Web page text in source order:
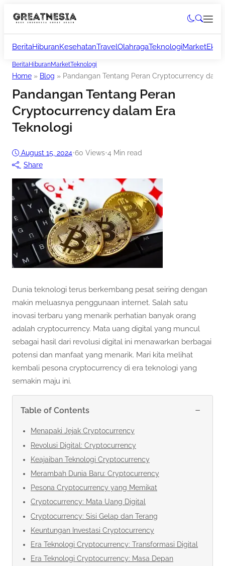
BeritaHiburanKesehatanTravelOlahragaTeknologiMarket
Berita HiburanMarketTeknologi
Home » Blog » Pandangan Tentang Peran Cryptocurrency
Pandangan Tentang Peran
Cryptocurrency dalam Era
Teknologi
August 15, 2024•60 Views•4 Min read
Share
Dunia teknologi terus berkembang pesat seiring dengan
makin meluasnya penggunaan internet. Salah satu
inovasi terbaru yang menarik perhatian banyak orang
adalah cryptocurrency. Mata uang digital yang muncul
sebagai hasil dari revolusi digital ini menawarkan berbagai
potensi dan manfaat yang menarik. Mari kita melihat
kembali pesona cryptocurrency di era teknologi yang
semakin maju ini.
Table of Contents −
Menapaki Jejak Cryptocurrency
Revolusi Digital: Cryptocurrency
Keajaiban Teknologi Cryptocurrency
Merambah Dunia Baru: Cryptocurrency
Pesona Cryptocurrency yang Memikat
Cryptocurrency: Mata Uang Digital
Cryptocurrency: Sisi Gelap dan Terang
Keuntungan Investasi Cryptocurrency
Era Teknologi Cryptocurrency: Transformasi Digital
Era Teknologi Cryptocurrency: Masa Depan